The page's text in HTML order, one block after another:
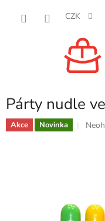
CZK
Párty nudle
Akce Novinka